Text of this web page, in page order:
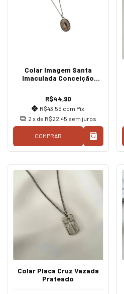
Colar Imagem Santa
Imaculada Conceição
R$44,90
R$43,55 com Pix
2 x de R$22,45 sem juros
COMPRAR
Colar Placa Cruz Vazada
Prateado